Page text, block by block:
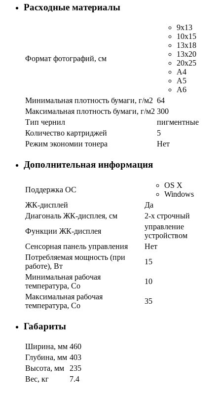
Расxодные материалы
Формат фотографий, см
9x13
10x15
13x18
13x20
20x25
A4
A5
A6
Минимальная плотность бумаги, г/м2 64
Максимальная плотность бумаги, г/м2 300
Тип чернил
пигментные
Количество картриджей
5
Режим экономии тонера
Нет
Дополнительная информация
Поддержка ОС
OS X
Windows
ЖК-дисплей
Да
Диагональ ЖК-дисплея, см
2-x строчный
Функции ЖК-дисплея
управление
устройством
Сенсорная панель управления
Нет
Потребляемая мощность (при
работе), Вт
15
Минимальная рабочая
температура, Со
10
Максимальная рабочая
температура, Со
35
Габариты
Ширина, мм 460
Глубина, мм 403
Высота, мм
235
Вес, кг
7.4